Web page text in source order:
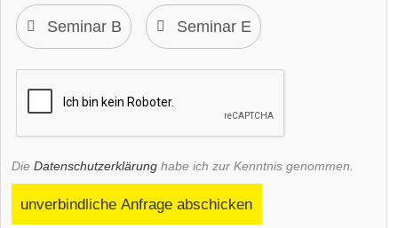
Die Datenschutzerklärung habe ich zur Kenntnis genommen.
unverbindliche Anfrage abschicken